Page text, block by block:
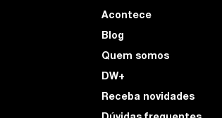
Acontece
Blog
Quem somos
DW+
Receba novidades